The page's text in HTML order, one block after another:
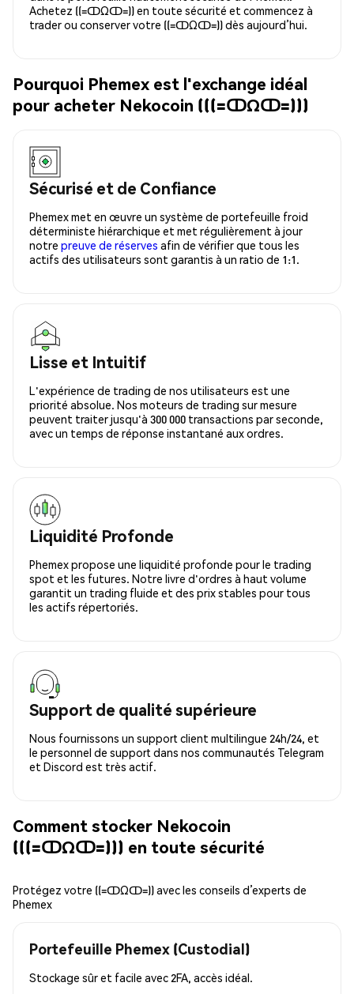
Achetez ((=ↀΩↀ=)) en toute sécurité et commencez à
trader ou conserver votre ((=ↀΩↀ=)) dès aujourd’hui.
Pourquoi Phemex est l'exchange idéal
pour acheter Nekocoin (((=ↀΩↀ=)))
Sécurisé et de Confiance
Phemex met en œuvre un système de portefeuille froid
déterministe hiérarchique et met régulièrement à jour
notre preuve de réserves afin de vérifier que tous les
actifs des utilisateurs sont garantis à un ratio de 1:1.
Lisse et Intuitif
L'expérience de trading de nos utilisateurs est une
priorité absolue. Nos moteurs de trading sur mesure
peuvent traiter jusqu'à 300 000 transactions par seconde,
avec un temps de réponse instantané aux ordres.
Liquidité Profonde
Phemex propose une liquidité profonde pour le trading
spot et les futures. Notre livre d'ordres à haut volume
garantit un trading fluide et des prix stables pour tous
les actifs répertoriés.
Support de qualité supérieure
Nous fournissons un support client multilingue 24h/24, et
le personnel de support dans nos communautés Telegram
et Discord est très actif.
Comment stocker Nekocoin
(((=ↀΩↀ=))) en toute sécurité
Protégez votre ((=ↀΩↀ=)) avec les conseils d’experts de
Phemex
Portefeuille Phemex (Custodial)
Stockage sûr et facile avec 2FA, accès idéal.